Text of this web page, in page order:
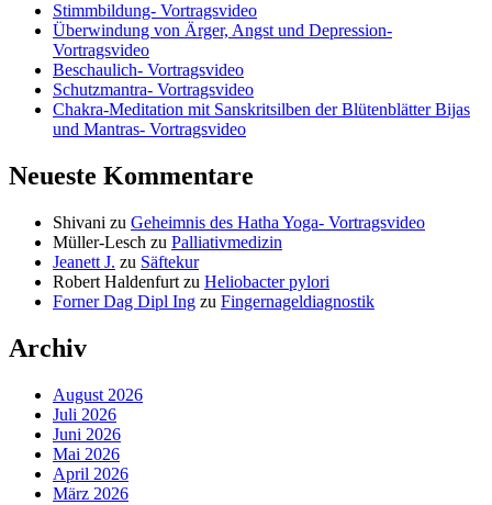
Stimmbildung- Vortragsvideo
Überwindung von Ärger, Angst und Depression-
Vortragsvideo
Beschaulich- Vortragsvideo
Schutzmantra- Vortragsvideo
Chakra-Meditation mit Sanskritsilben der Blütenblätter Bijas
und Mantras- Vortragsvideo
Neueste Kommentare
Shivani zu Geheimnis des Hatha Yoga- Vortragsvideo
Müller-Lesch zu Palliativmedizin
Jeanett J. zu Säftekur
Robert Haldenfurt zu Heliobacter pylori
Forner Dag Dipl Ing zu Fingernageldiagnostik
Archiv
August 2026
Juli 2026
Juni 2026
Mai 2026
April 2026
März 2026